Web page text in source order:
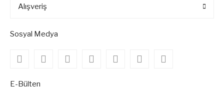
Alışveriş
Sosyal Medya
E-Bülten